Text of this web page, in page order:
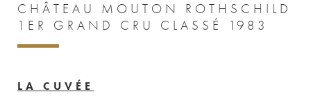
CHÂTEAU MOUTON ROTHSCHILD
1ER GRAND CRU CLASSÉ 1983
LA CUVÉE